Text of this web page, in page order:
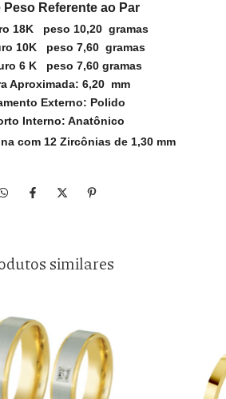
Peso Referente ao Par
18K peso 10,20 gramas
10K peso 7,60 gramas
6 K peso 7,60 gramas
Aproximada: 6,20 mm
Externo: Polido
Interno: Anatônico
com 12 Zircônias de 1,30 mm
similares